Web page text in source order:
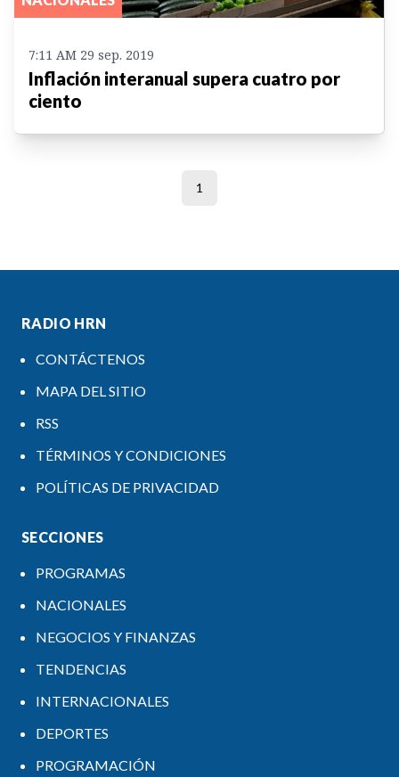
7:11 AM 29 sep. 2019
Inflación interanual supera cuatro por
ciento
1
RADIO HRN
CONTÁCTENOS
MAPA DEL SITIO
RSS
TÉRMINOS Y CONDICIONES
POLÍTICAS DE PRIVACIDAD
SECCIONES
PROGRAMAS
NACIONALES
NEGOCIOS Y FINANZAS
TENDENCIAS
INTERNACIONALES
DEPORTES
PROGRAMACIÓN